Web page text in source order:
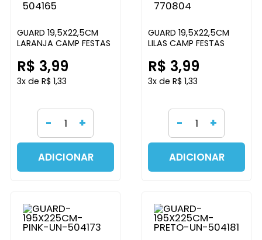
GUARD 19,5X22,5CM
LARANJA CAMP FESTAS
R$ 3,99
3x de R$ 1,33
- +
ADICIONAR
GUARD 19,5X22,5CM
LILAS CAMP FESTAS
R$ 3,99
3x de R$ 1,33
- +
ADICIONAR